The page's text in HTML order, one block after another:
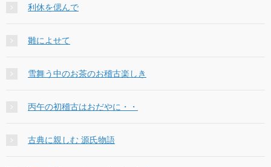
利休を偲んで
雛によせて
雪舞う中のお茶のお稽古楽しき
丙午の初稽古はおだやに・・
古典に親しむ 源氏物語